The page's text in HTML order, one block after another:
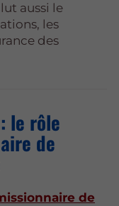
aussi le
les
des
le rôle
de
de